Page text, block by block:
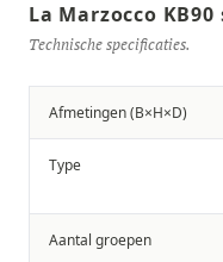
La Marzocco
Technische specificaties.
Afmetingen (B×H×D)
Type
Aantal groepen